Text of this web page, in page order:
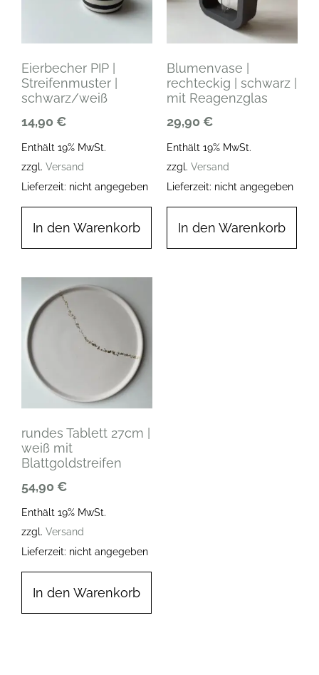
Eierbecher PIP |
Streifenmuster |
schwarz/weiß
14,90 €
Enthält 19% MwSt.
zzgl. Versand
Lieferzeit: nicht angegeben
In den Warenkorb
Blumenvase |
rechteckig | schwarz |
mit Reagenzglas
29,90 €
Enthält 19% MwSt.
zzgl. Versand
Lieferzeit: nicht angegeben
In den Warenkorb
rundes Tablett 27cm |
weiß mit
Blattgoldstreifen
54,90 €
Enthält 19% MwSt.
zzgl. Versand
Lieferzeit: nicht angegeben
In den Warenkorb